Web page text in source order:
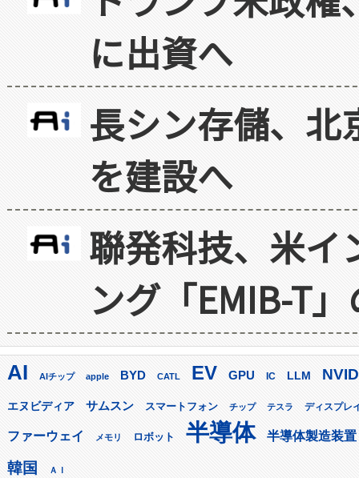
に出資へ
長シン存儲、北
を建設へ
聯発科技、米イ
ング「EMIB-T
AI AIチップ apple BYD CATL EV GPU IC LLM
エヌビディア サムスン スマートフォン チップ テスラ ディスプレ
ファーウェイ メモリ ロボット 半導体 半導体製造装置
韓国 ＡＩ